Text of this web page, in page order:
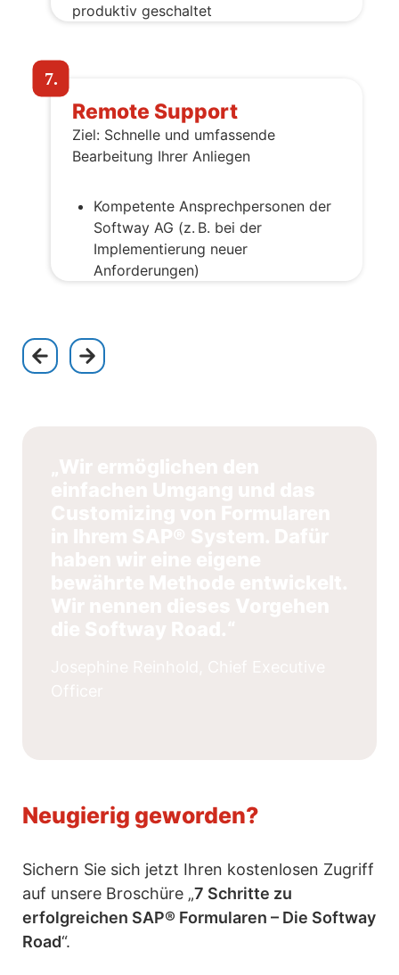
produktiv geschaltet
7.
Remote Support
Ziel: Schnelle und umfassende
Bearbeitung Ihrer Anliegen
Kompetente Ansprechpersonen der
Softway AG (z. B. bei der
Implementierung neuer
Anforderungen)
Neugierig geworden?
Sichern Sie sich jetzt Ihren kostenlosen Zugriff
auf unsere Broschüre „7 Schritte zu
erfolgreichen SAP® Formularen – Die Softway
Road“.